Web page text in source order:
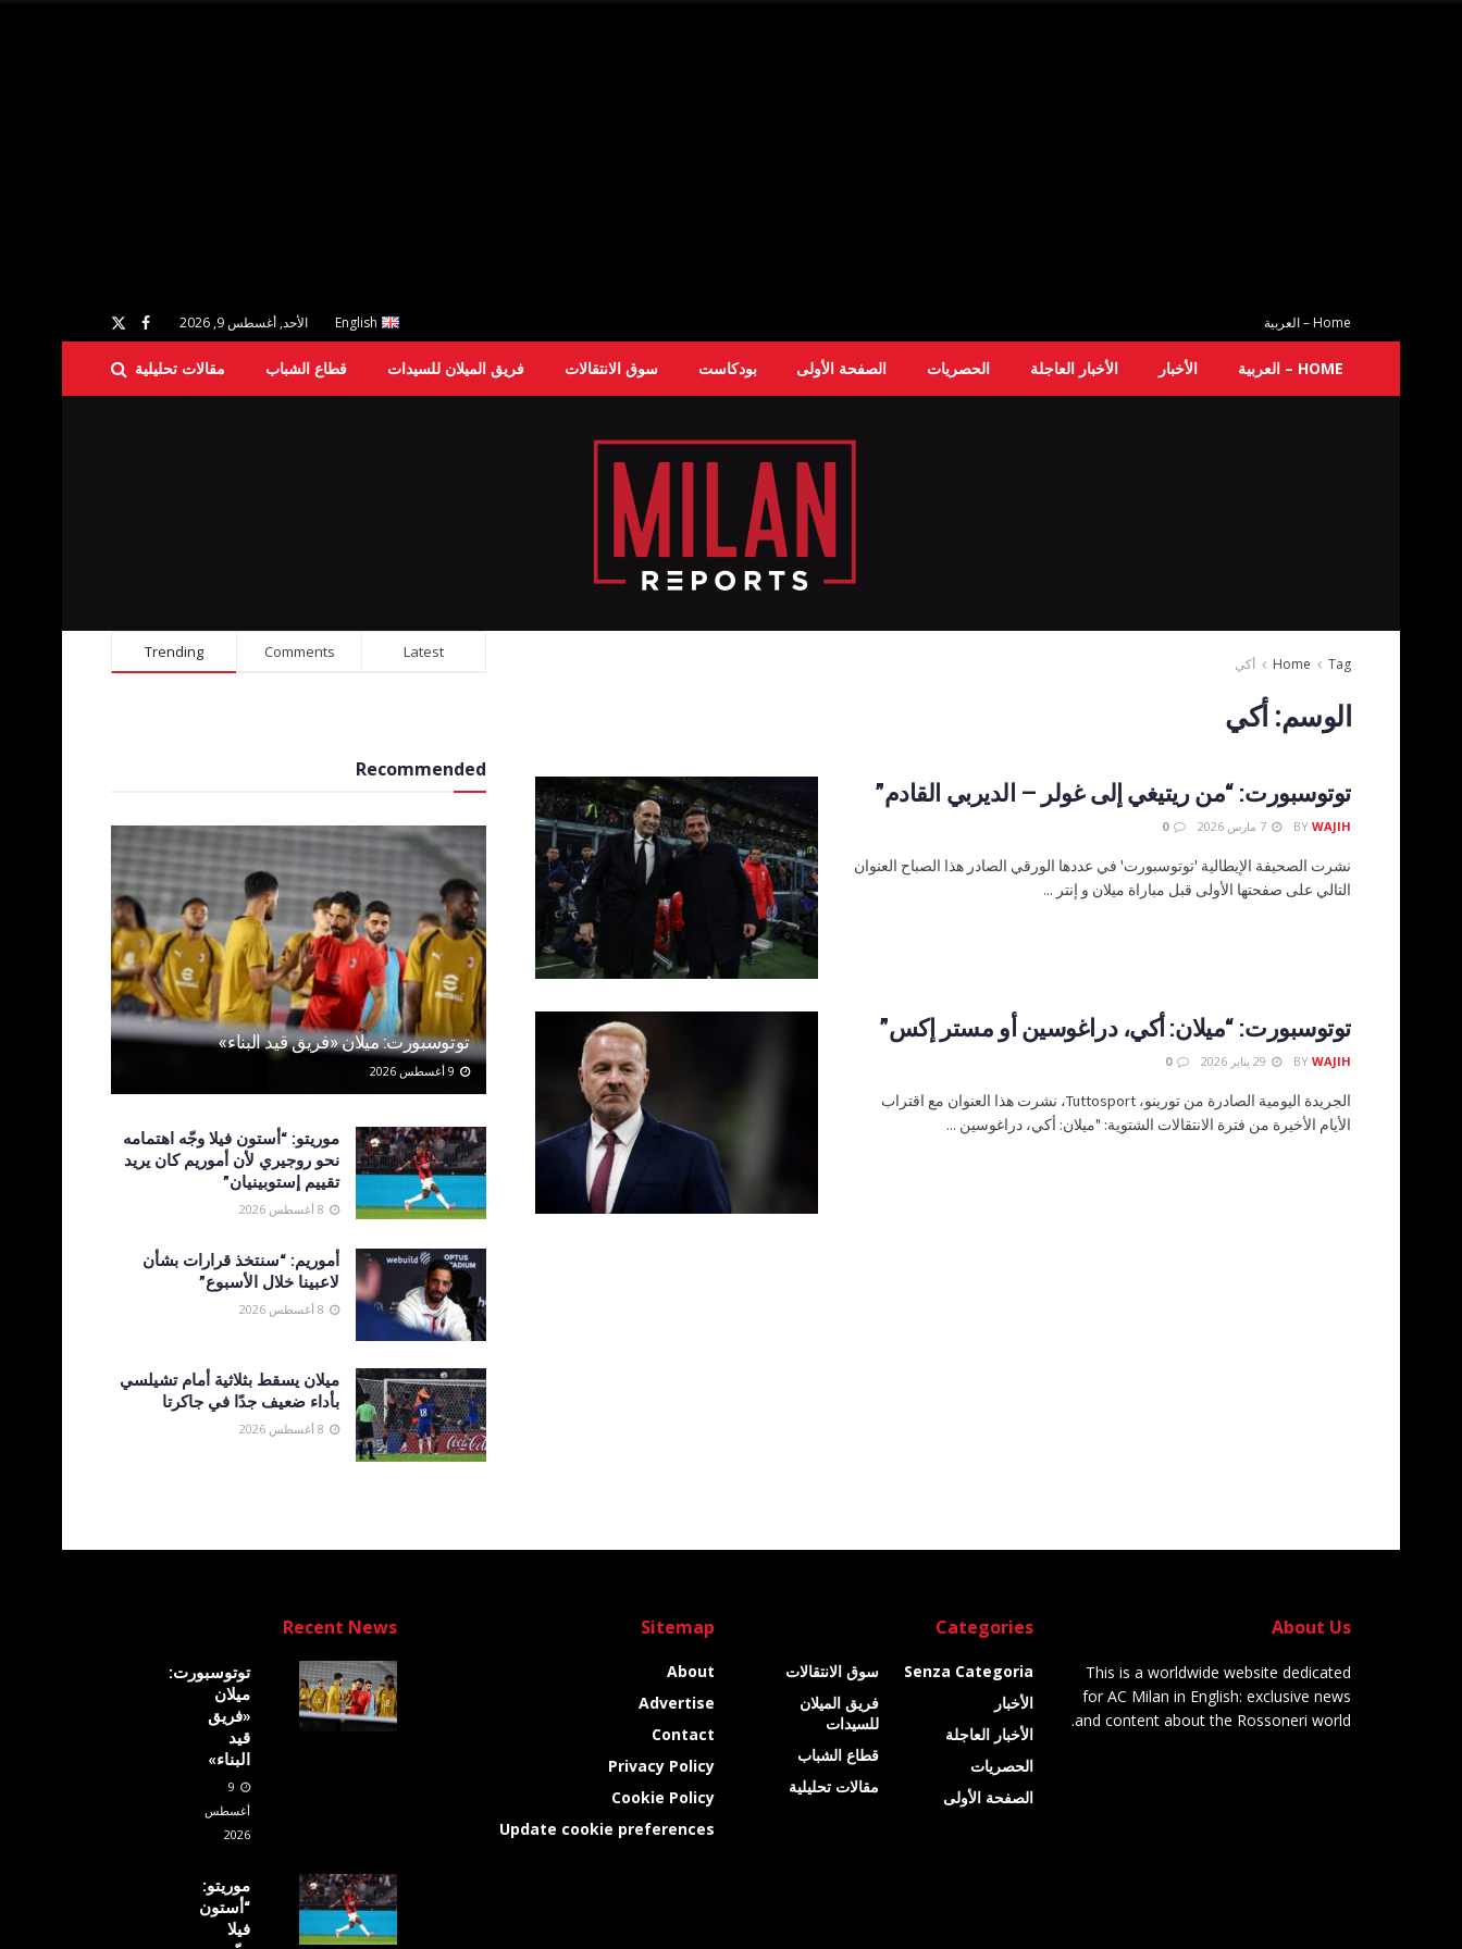
Home – العربية English الأحد, أغسطس 9, 2026
HOME – العربية الأخبار الأخبار العاجلة الحصريات الصفحة الأولى بودكاست سوق الانتقالات فريق الميلان للسيدات قطاع الشباب مقالات تحليلية
Home Tag أكي
الوسم:أكي
توتوسبورت: “من ريتيغي إلى غولر – الديربي القادم”
BY WAJIH
0
نشرت الصحيفة الإيطالية 'توتوسبورت' في عددها الورقي الصادر هذا الصباح العنوان
التالي على صفحتها الأولى قبل مباراة ميلان و إنتر ...
توتوسبورت: “ميلان: أكي، دراغوسين أو مستر إكس”
BY WAJIH
0
الجريدة اليومية الصادرة من تورينو، Tuttosport، نشرت هذا العنوان مع اقتراب
الأيام الأخيرة من فترة الانتقالات الشتوية: "ميلان: أكي، دراغوسين ...
Trending Comments Latest
Recommended
توتوسبورت: ميلان «فريق قيد البناء»
موريتو: “أستون فيلا وجّه اهتمامه
نحو روجيري لأن أموريم كان يريد
تقييم إستوبينيان”
أموريم: “سنتخذ قرارات بشأن
لاعبينا خلال الأسبوع”
ميلان يسقط بثلاثية أمام تشيلسي
بأداء ضعيف جدًا في جاكرتا
About Us
This is a worldwide website dedicated
for AC Milan in English: exclusive news
and content about the Rossoneri world.
Categories
Senza Categoria
الأخبار
الأخبار العاجلة
الحصريات
الصفحة الأولى
سوق الانتقالات
فريق الميلان
للسيدات
قطاع الشباب
مقالات تحليلية
Sitemap
About
Advertise
Contact
Privacy Policy
Cookie Policy
Update cookie preferences
Recent News
توتوسبورت:
ميلان
«فريق
قيد
البناء»
9
أغسطس
2026
موريتو:
“أستون
فيلا